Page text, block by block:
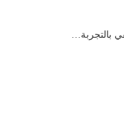
بالتجربة…